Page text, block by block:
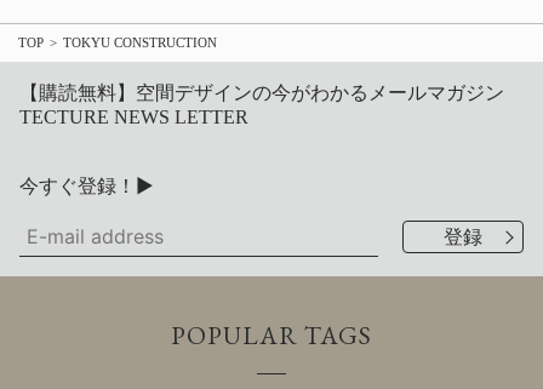
TOP TOKYU CONSTRUCTION
【購読無料】空間デザインの今がわかるメールマガジン
TECTURE NEWS LETTER
今すぐ登録！▶
POPULAR TAGS